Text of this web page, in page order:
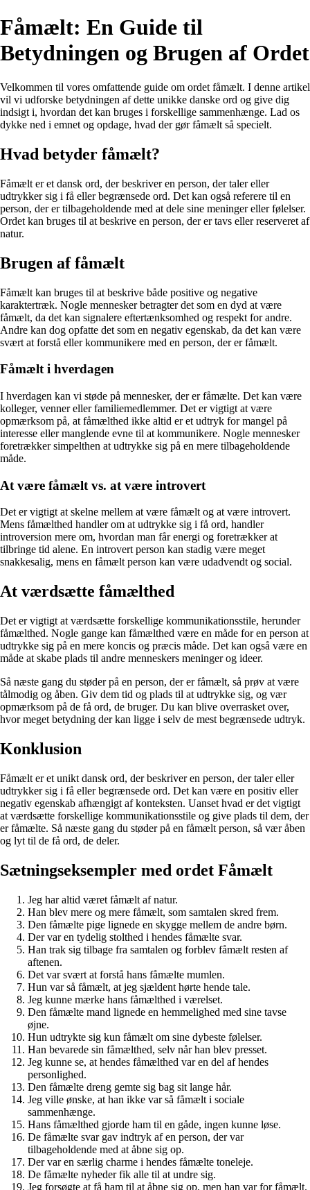
Fåmælt: En Guide til
Betydningen og Brugen af Ordet
Velkommen til vores omfattende guide om ordet fåmælt. I denne artikel
vil vi udforske betydningen af dette unikke danske ord og give dig
indsigt i, hvordan det kan bruges i forskellige sammenhænge. Lad os
dykke ned i emnet og opdage, hvad der gør fåmælt så specielt.
Hvad betyder fåmælt?
Fåmælt er et dansk ord, der beskriver en person, der taler eller
udtrykker sig i få eller begrænsede ord. Det kan også referere til en
person, der er tilbageholdende med at dele sine meninger eller følelser.
Ordet kan bruges til at beskrive en person, der er tavs eller reserveret af
natur.
Brugen af fåmælt
Fåmælt kan bruges til at beskrive både positive og negative
karaktertræk. Nogle mennesker betragter det som en dyd at være
fåmælt, da det kan signalere eftertænksomhed og respekt for andre.
Andre kan dog opfatte det som en negativ egenskab, da det kan være
svært at forstå eller kommunikere med en person, der er fåmælt.
Fåmælt i hverdagen
I hverdagen kan vi støde på mennesker, der er fåmælte. Det kan være
kolleger, venner eller familiemedlemmer. Det er vigtigt at være
opmærksom på, at fåmælthed ikke altid er et udtryk for mangel på
interesse eller manglende evne til at kommunikere. Nogle mennesker
foretrækker simpelthen at udtrykke sig på en mere tilbageholdende
måde.
At være fåmælt vs. at være introvert
Det er vigtigt at skelne mellem at være fåmælt og at være introvert.
Mens fåmælthed handler om at udtrykke sig i få ord, handler
introversion mere om, hvordan man får energi og foretrækker at
tilbringe tid alene. En introvert person kan stadig være meget
snakkesalig, mens en fåmælt person kan være udadvendt og social.
At værdsætte fåmælthed
Det er vigtigt at værdsætte forskellige kommunikationsstile, herunder
fåmælthed. Nogle gange kan fåmælthed være en måde for en person at
udtrykke sig på en mere koncis og præcis måde. Det kan også være en
måde at skabe plads til andre menneskers meninger og ideer.
Så næste gang du støder på en person, der er fåmælt, så prøv at være
tålmodig og åben. Giv dem tid og plads til at udtrykke sig, og vær
opmærksom på de få ord, de bruger. Du kan blive overrasket over,
hvor meget betydning der kan ligge i selv de mest begrænsede udtryk.
Konklusion
Fåmælt er et unikt dansk ord, der beskriver en person, der taler eller
udtrykker sig i få eller begrænsede ord. Det kan være en positiv eller
negativ egenskab afhængigt af konteksten. Uanset hvad er det vigtigt
at værdsætte forskellige kommunikationsstile og give plads til dem, der
er fåmælte. Så næste gang du støder på en fåmælt person, så vær åben
og lyt til de få ord, de deler.
Sætningseksempler med ordet Fåmælt
Jeg har altid været fåmælt af natur.
Han blev mere og mere fåmælt, som samtalen skred frem.
Den fåmælte pige lignede en skygge mellem de andre børn.
Der var en tydelig stolthed i hendes fåmælte svar.
Han trak sig tilbage fra samtalen og forblev fåmælt resten af
aftenen.
Det var svært at forstå hans fåmælte mumlen.
Hun var så fåmælt, at jeg sjældent hørte hende tale.
Jeg kunne mærke hans fåmælthed i værelset.
Den fåmælte mand lignede en hemmelighed med sine tavse
øjne.
Hun udtrykte sig kun fåmælt om sine dybeste følelser.
Han bevarede sin fåmælthed, selv når han blev presset.
Jeg kunne se, at hendes fåmælthed var en del af hendes
personlighed.
Den fåmælte dreng gemte sig bag sit lange hår.
Jeg ville ønske, at han ikke var så fåmælt i sociale
sammenhænge.
Hans fåmælthed gjorde ham til en gåde, ingen kunne løse.
De fåmælte svar gav indtryk af en person, der var
tilbageholdende med at åbne sig op.
Der var en særlig charme i hendes fåmælte toneleje.
De fåmælte nyheder fik alle til at undre sig.
Jeg forsøgte at få ham til at åbne sig op, men han var for fåmælt.